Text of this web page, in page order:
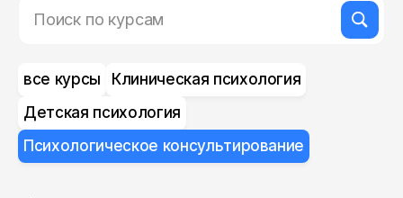
все курсы
Клиническая психология
Детская психология
Психологическое консультирование